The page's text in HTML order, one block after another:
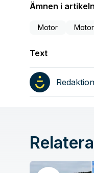
Ämnen i artikeln
Motor
Text